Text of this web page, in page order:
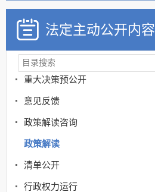
法定主动公开内容
机关简介
政策
重大决策预公开
意见反馈
政策解读咨询
政策解读
清单公开
行政权力运行